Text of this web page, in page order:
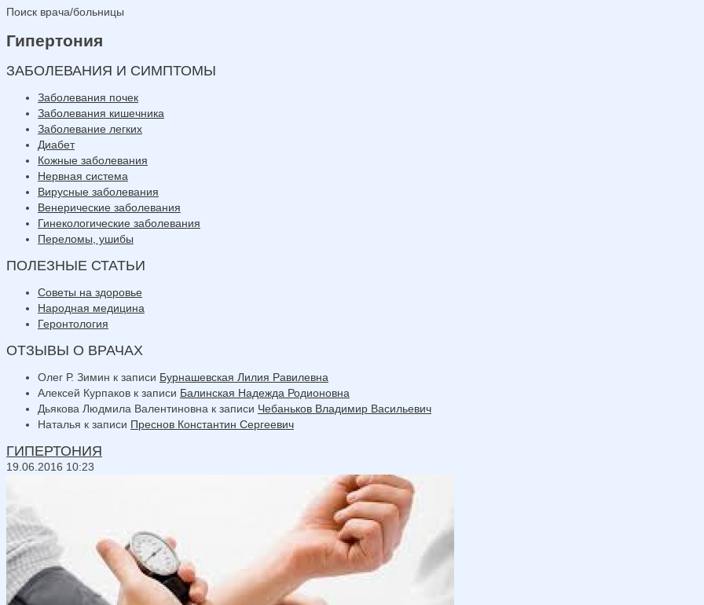
Поиск врача/больницы
Гипертония
ЗАБОЛЕВАНИЯ И СИМПТОМЫ
Заболевания почек
Заболевания кишечника
Заболевание легких
Диабет
Кожные заболевания
Нервная система
Вирусные заболевания
Венерические заболевания
Гинекологические заболевания
Переломы, ушибы
ПОЛЕЗНЫЕ СТАТЬИ
Советы на здоровье
Народная медицина
Геронтология
ОТЗЫВЫ О ВРАЧАХ
Олег Р. Зимин к записи Бурнашевская Лилия Равилевна
Алексей Курпаков к записи Балинская Надежда Родионовна
Дьякова Людмила Валентиновна к записи Чебаньков Владимир Васильевич
Наталья к записи Преснов Константин Сергеевич
ГИПЕРТОНИЯ
19.06.2016 10:23